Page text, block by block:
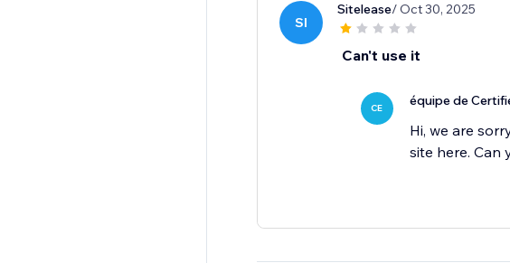
SI
Sitelease/ Oct 30, 2025
Can't use it
CE équipe de
Hi, we are
site here. Can